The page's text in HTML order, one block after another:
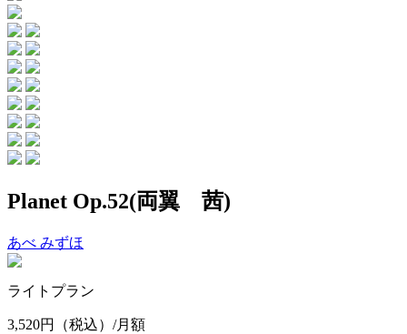
Planet Op.52(両翼 茜)
あべ みずほ
ライトプラン
3,520円
（税込）/月額